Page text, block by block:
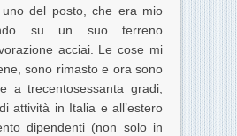
del posto, che era mio
su un suo terreno
acciai. Le cose mi
sono rimasto e ora sono
a trecentosessanta gradi,
attività in Italia e all’estero
dipendenti (non solo in